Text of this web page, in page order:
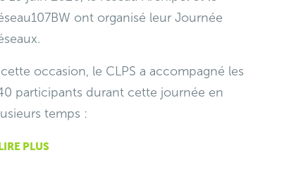
ont organisé leur Journée
occasion, le CLPS a accompagné les
participants durant cette journée en
temps :
PLUS